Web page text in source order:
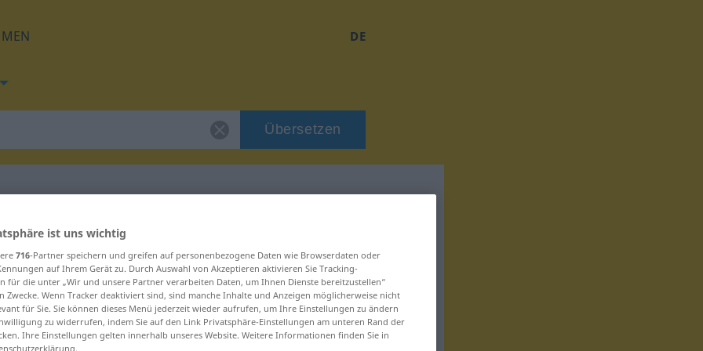
DE
Übersetzen
für "bestijalan"
ist uns wichtig
716-Partner speichern und greifen auf personenbezogene Daten wie Browserdaten oder
auf Ihrem Gerät zu. Durch Auswahl von Akzeptieren aktivieren Sie Tracking-
für die unter „Wir und unsere Partner verarbeiten Daten, um Ihnen Dienste bereitzustellen“
Zwecke. Wenn Tracker deaktiviert sind, sind manche Inhalte und Anzeigen möglicherweise nicht
für Sie. Sie können dieses Menü jederzeit wieder aufrufen, um Ihre Einstellungen zu ändern
zu widerrufen, indem Sie auf den Link Privatsphäre-Einstellungen am unteren Rand der
Ihre Einstellungen gelten innerhalb unseres Website. Weitere Informationen finden Sie in